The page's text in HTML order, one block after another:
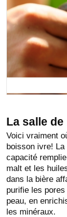
La salle
Voici vraiment
boisson ivre!
capacité
malt et les
dans la bière
purifie les
peau, en
les minéraux.